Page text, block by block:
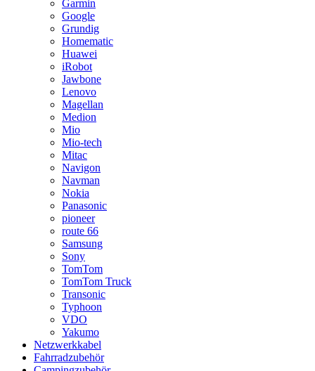
Garmin
Google
Grundig
Homematic
Huawei
iRobot
Jawbone
Lenovo
Magellan
Medion
Mio
Mio-tech
Mitac
Navigon
Navman
Nokia
Panasonic
pioneer
route 66
Samsung
Sony
TomTom
TomTom Truck
Transonic
Typhoon
VDO
Yakumo
Netzwerkkabel
Fahrradzubehör